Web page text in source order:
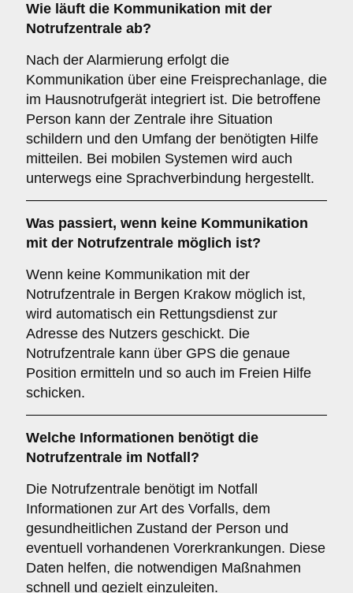
Wie läuft die Kommunikation mit der
Notrufzentrale ab?
Nach der Alarmierung erfolgt die
Kommunikation über eine Freisprechanlage, die
im Hausnotrufgerät integriert ist. Die betroffene
Person kann der Zentrale ihre Situation
schildern und den Umfang der benötigten Hilfe
mitteilen. Bei mobilen Systemen wird auch
unterwegs eine Sprachverbindung hergestellt.
Was passiert, wenn keine Kommunikation
mit der Notrufzentrale möglich ist?
Wenn keine Kommunikation mit der
Notrufzentrale in Bergen Krakow möglich ist,
wird automatisch ein Rettungsdienst zur
Adresse des Nutzers geschickt. Die
Notrufzentrale kann über GPS die genaue
Position ermitteln und so auch im Freien Hilfe
schicken.
Welche Informationen benötigt die
Notrufzentrale im Notfall?
Die Notrufzentrale benötigt im Notfall
Informationen zur Art des Vorfalls, dem
gesundheitlichen Zustand der Person und
eventuell vorhandenen Vorerkrankungen. Diese
Daten helfen, die notwendigen Maßnahmen
schnell und gezielt einzuleiten.